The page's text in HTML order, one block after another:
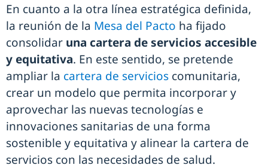
En cuanto a la otra línea estratégica definida,
la reunión de la Mesa del Pacto ha fijado
consolidar una cartera de servicios accesible
y equitativa. En este sentido, se pretende
ampliar la cartera de servicios comunitaria,
crear un modelo que permita incorporar y
aprovechar las nuevas tecnologías e
innovaciones sanitarias de una forma
sostenible y equitativa y alinear la cartera de
servicios con las necesidades de salud.